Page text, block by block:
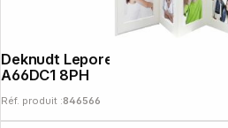
Deknudt Leporello blanc 8x13x18 simili cuir 8 photos
A66DC1 8PH
Réf. produit :846566